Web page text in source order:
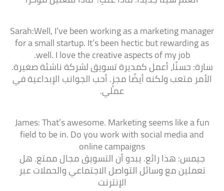
Sarah:Well, I’ve been working as a marketing manager
for a small startup. It’s been hectic but rewarding as
well. I love the creative aspects of my job.
سارة: حسنًا، أعمل كمديرة تسويق لشركة ناشئة صغيرة.
الأمر متعب ولكنه أيضًا مجزٍ. أحب الجوانب الإبداعية في
عملي.
James: That’s awesome. Marketing seems like a fun
field to be in. Do you work with social media and
online campaigns
جيمس: هذا رائع. يبدو أن التسويق مجال ممتع. هل
تعملين مع وسائل التواصل الاجتماعي والحملات عبر
الإنترنت